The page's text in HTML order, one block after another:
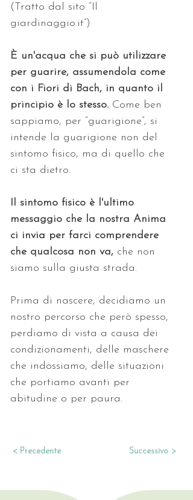
(Tratto dal sito “Il
giardinaggio.it”)
È un'acqua che si può utilizzare
per guarire, assumendola come
con i Fiori di Bach, in quanto il
principio è lo stesso. Come ben
sappiamo, per “guarigione”, si
intende la guarigione non del
sintomo fisico, ma di quello che
ci sta dietro.
Il sintomo fisico è l'ultimo
messaggio che la nostra Anima
ci invia per farci comprendere
che qualcosa non va, che non
siamo sulla giusta strada.
Prima di nascere, decidiamo un
nostro percorso che però spesso,
perdiamo di vista a causa dei
condizionamenti, delle maschere
che indossiamo, delle situazioni
che portiamo avanti per
abitudine o per paura.
< Precedente Successivo >